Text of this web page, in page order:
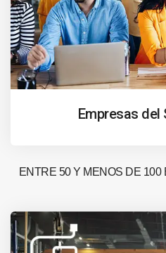
Empresas del
ENTRE 50 Y MENOS DE 100